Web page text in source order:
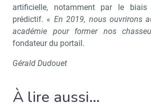
artificielle, notamment par le biais
prédictif. « En 2019, nous ouvrirons
académie pour former nos
fondateur du portail.
Gérald Dudouet
À lire aussi…